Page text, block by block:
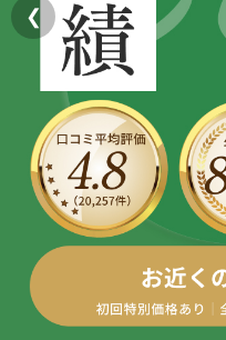
膝痛・関節痛
股関節の痛み
産後の不調・体型の崩れ
骨盤の傾き・歪み
坐骨神経痛
ぎっくり腰
札幌エリア（13院）
東北
仙台エリア（4院）
関東
池袋エリア（3院）
新宿エリア（3院）
高田馬場エリア（2院）
こころ整体院グループにつ
初めての方へ
giversメソッドGIFT
研究・論文
医師・専門家からの推薦
メディア・実績
ご予
OUR
とらわれ
❮